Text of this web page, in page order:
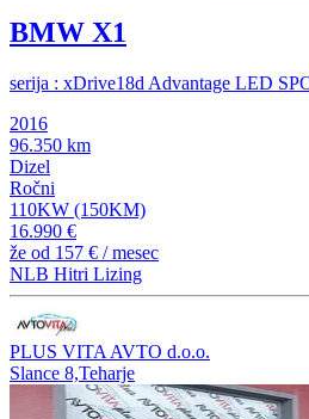
BMW X1
serija : xDrive18d Advantage LED
2016
96.350 km
Dizel
Ročni
110KW (150KM)
16.990 €
že od 157 € / mesec
NLB Hitri Lizing
PLUS VITA AVTO d.o.o.
Slance 8,Teharje